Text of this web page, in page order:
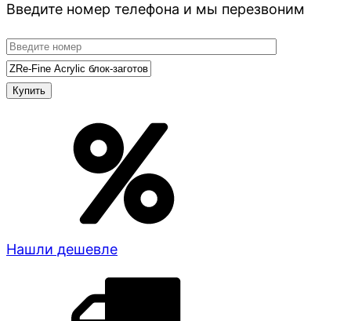
Введите номер телефона и мы перезвоним
Нашли дешевле